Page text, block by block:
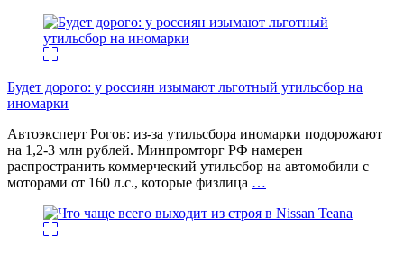
Будет дорого: у россиян изымают льготный утильсбор на
иномарки
Автоэксперт Рогов: из-за утильсбора иномарки подорожают
на 1,2-3 млн рублей. Минпромторг РФ намерен
распространить коммерческий утильсбор на автомобили с
моторами от 160 л.с., которые физлица …